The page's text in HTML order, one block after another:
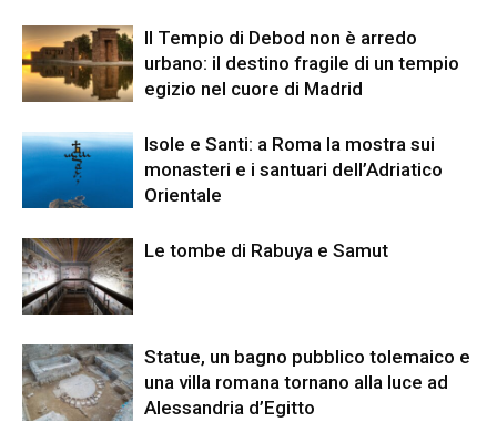
Il Tempio di Debod non è arredo
urbano: il destino fragile di un tempio
egizio nel cuore di Madrid
Isole e Santi: a Roma la mostra sui
monasteri e i santuari dell’Adriatico
Orientale
Le tombe di Rabuya e Samut
Statue, un bagno pubblico tolemaico e
una villa romana tornano alla luce ad
Alessandria d’Egitto